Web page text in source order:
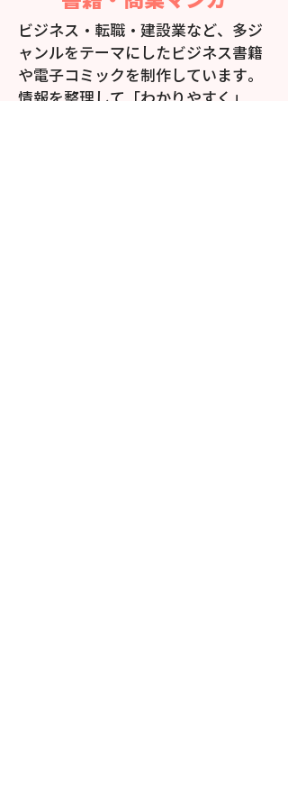
ビジネス・転職・建設業など、多ジ
ャンルをテーマにしたビジネス書籍
や電子コミックを制作しています。
情報を整理して「わかりやすく」